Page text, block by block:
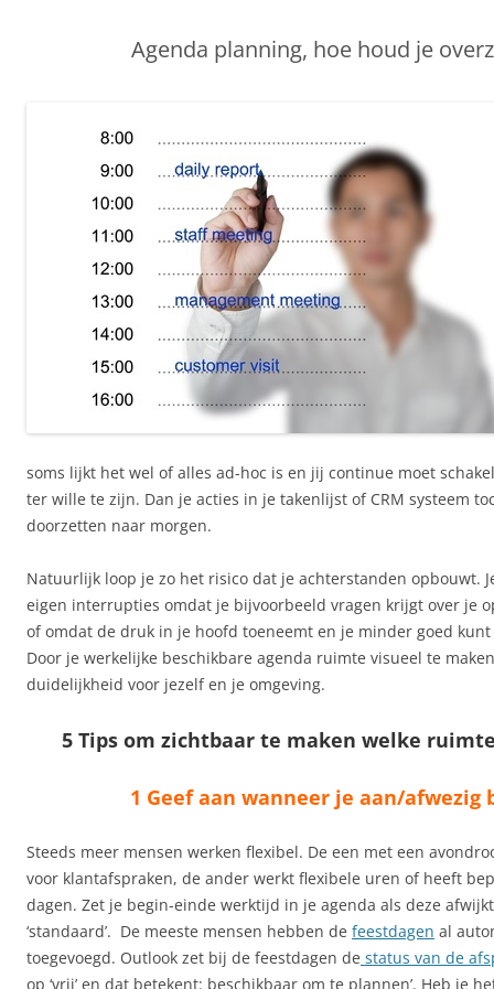
Agenda planning, hoe houd je
soms lijkt het wel of alles ad-hoc is en jij continue moet
ter wille te zijn. Dan je acties in je takenlijst of CRM systeem
doorzetten naar morgen.
Natuurlijk loop je zo het risico dat je achterstanden opbouwt.
eigen interrupties omdat je bijvoorbeeld vragen krijgt over je
of omdat de druk in je hoofd toeneemt en je minder goed
Door je werkelijke beschikbare agenda ruimte visueel te
duidelijkheid voor jezelf en je omgeving.
5 Tips om zichtbaar te maken welke
1 Geef aan wanneer je aan/afwezig
Steeds meer mensen werken flexibel. De een met een
voor klantafspraken, de ander werkt flexibele uren of heeft
dagen. Zet je begin-einde werktijd in je agenda als deze
‘standaard’. De meeste mensen hebben de feestdagen al
toegevoegd. Outlook zet bij de feestdagen de status van de
op ‘vrij’ en dat betekent: beschikbaar om te plannen’. Heb je